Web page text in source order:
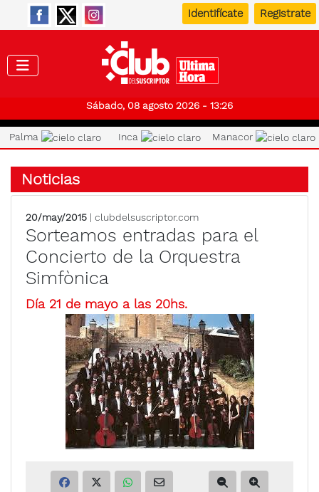
Identifícate Registrate
Sábado, 08 agosto 2026 - 13:26
Palma Inca Manacor
Noticias
20/may/2015 | clubdelsuscriptor.com
Sorteamos entradas para el
Concierto de la Orquestra
Simfònica
Día 21 de mayo a las 20hs.